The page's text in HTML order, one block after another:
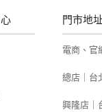
門市地
電商、官
總店｜台
興隆店｜